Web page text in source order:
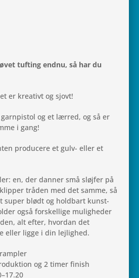
tuf­ting endnu, så har du
er kre­a­tivt og sjovt!
og et lærred, og så er
i gang!
pro­du­cere et gulv- eller et
en, der danner små sløj­fer på
tråden med det samme, så
super blødt og hold­bart kunst­
også for­skel­lige mulig­he­der
alt efter, hvor­dan det
eller ligge i din lejlighed.
og 2 timer finish